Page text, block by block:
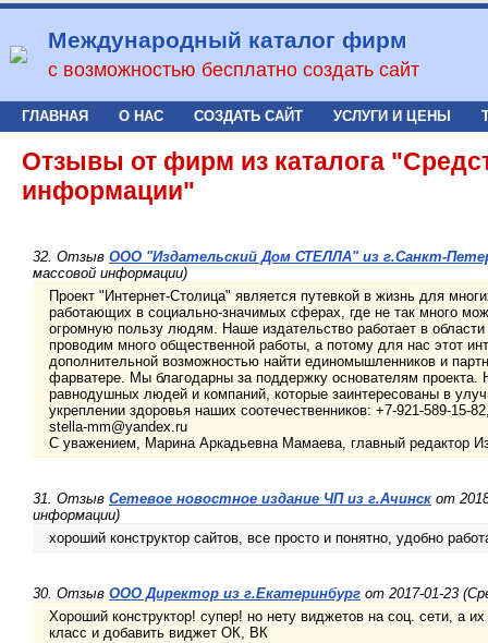
Международный каталог фирм
с возможностью бесплатно создать сайт
ГЛАВНАЯ О НАС СОЗДАТЬ САЙТ УСЛУГИ И ЦЕНЫ
Отзывы от фирм из каталога
информации"
32. Отзыв ООО "Издательский Дом СТЕЛЛА" из г.Санкт-
массовой информации)
Проект "Интернет-Столица" является путевкой в жизнь для
работающих в социально-значимых сферах, где не так много
огромную пользу людям. Наше издательство работает в
проводим много общественной работы, а потому для нас этот
дополнительной возможностью найти единомышленников и
фарватере. Мы благодарны за поддержку основателям
равнодушных людей и компаний, которые заинтересованы в
укреплении здоровья наших соотечественников: +7-921-589-15-
stella-mm@yandex.ru
C уважением, Марина Аркадьевна Мамаева, главный редактор
31. Отзыв Сетевое новостное издание ЧП из г.Ачинск от
информации)
хороший конструктор сайтов, все просто и понятно, удобно
30. Отзыв ООО Директор из г.Екатеринбург от 2017-01-23
Хороший конструктор! супер! но нету виджетов на соц. сети, а
класс и добавить виджет ОК, ВК